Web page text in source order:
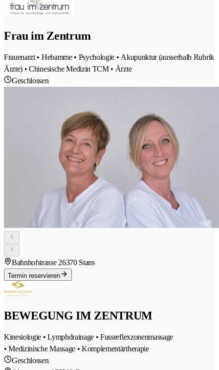
Frau im Zentrum
Frauenarzt • Hebamme • Psychologie • Akupunktur (ausserhalb Rubrik
Ärzte) • Chinesische Medizin TCM • Ärzte
Geschlossen
Bahnhofstrasse 26370 Stans
Termin reservieren
BEWEGUNG IM ZENTRUM
Kinesiologie • Lymphdrainage • Fussreflexzonenmassage
• Medizinische Massage • Komplementärtherapie
Geschlossen